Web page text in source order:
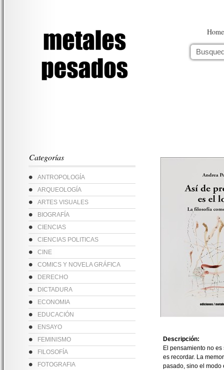
Home
Categorías
ANTROPOLOGÍA
ARQUEOLOGÍA
ARTES VISUALES
BIOGRAFÍA
CIENCIAS
CIENCIAS POLITICAS
CINE
COMICS Y NOVELA GRÁFICA
DERECHO
DICTADURA
ECONOMIA
EDUCACIÓN
ENSAYO
FEMINISMO
FILOSOFÍA
FOTOGRAFIA
Descripción:
El pensamiento no
es recordar. La
pasado, sino el modo